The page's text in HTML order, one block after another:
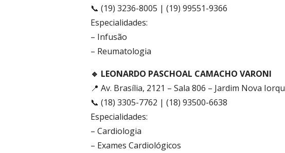
📞 (19) 3236-8005 | (19) 99551-9366
Especialidades:
– Infusão
– Reumatologia
🔹 LEONARDO PASCHOAL CAMACHO VARONI
📍 Av. Brasília, 2121 – Sala 806 – Jardim Nova
📞 (18) 3305-7762 | (18) 93500-6638
Especialidades:
– Cardiologia
– Exames Cardiológicos